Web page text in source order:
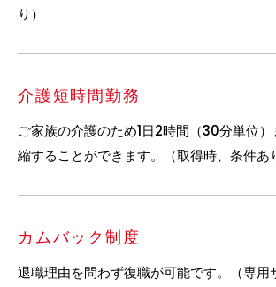
り）
介護短時間勤務
ご家族の介護のため1日2時間（30分単位
縮することができます。（取得時、条件あ
カムバック制度
退職理由を問わず復職が可能です。（専用